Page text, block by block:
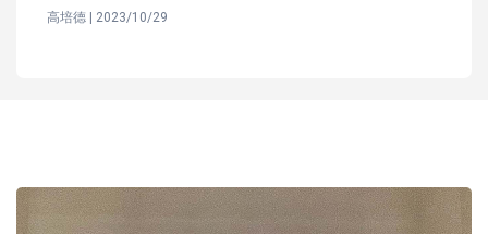
高培德 | 2023/10/29